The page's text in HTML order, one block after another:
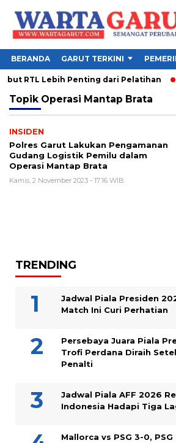
BERANDA GARUT TERKINI
RTL Lebih Penting dari Pelatihan
Topik Operasi Mantap Brata
INSIDEN
Polres Garut Lakukan Pengamanan
Gudang Logistik Pemilu dalam
Operasi Mantap Brata
Kamis, 2 November 2023 - 17:16 WIB
TRENDING
Jadwal Piala Presiden
Match Ini Curi Perhatian
Persebaya Juara Piala
Trofi Perdana Diraih
Penalti
Jadwal Piala AFF 2026
Indonesia Hadapi Tiga
Mallorca vs PSG 3-0,